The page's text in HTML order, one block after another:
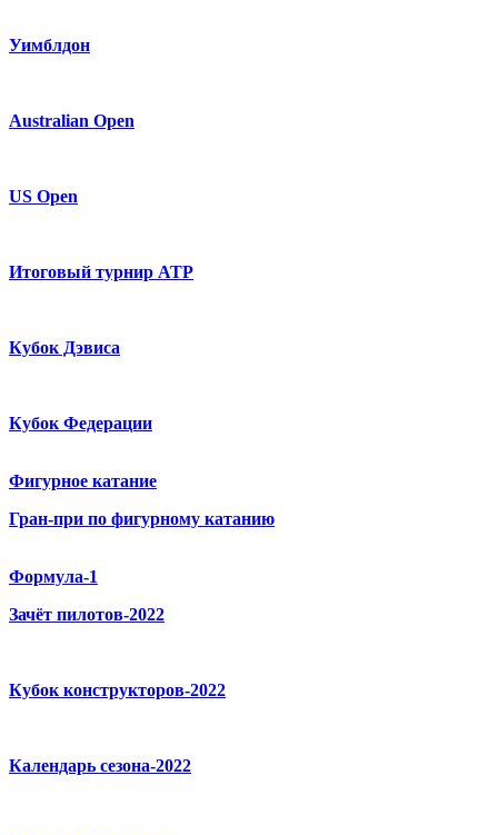
Уимблдон
Australian Open
US Open
Итоговый турнир ATP
Кубок Дэвиса
Кубок Федерации
Фигурное катание
Гран-при по фигурному катанию
Формула-1
Зачёт пилотов-2022
Кубок конструкторов-2022
Календарь сезона-2022